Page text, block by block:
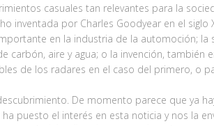
casuales tan relevantes para la
inventada por Charles Goodyear en el
en la industria de la automoción; la
aire y agua; o la invención,
de los radares en el caso del primero, o
De momento parece que ya
puesto el interés en esta noticia y nos la